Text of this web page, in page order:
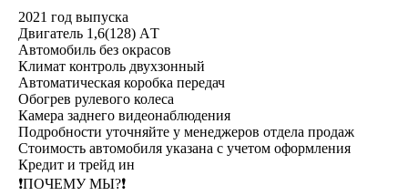
2021 год выпуска
Двигатель 1,6(128) АT
Автомобиль без окрасов
Климат контроль двухзонный
Автоматическая коробка передач
Обогрев рулевого колеса
Камера заднего видеонаблюдения
Подробности уточняйте у менеджеров отдела продаж
Стоимость автомобиля указана с учетом оформления
Кредит и трейд ин
❗️ПОЧЕМУ МЫ?❗️